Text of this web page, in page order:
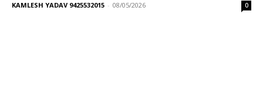
KAMLESH YADAV 9425532015 - 08/05/2026 0